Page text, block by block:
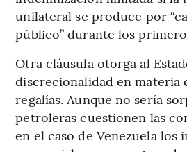
unilateral se produce por
público” durante los
Otra cláusula otorga al
discrecionalidad en materia
regalías. Aunque no sería
petroleras cuestionen las
en el caso de Venezuela los